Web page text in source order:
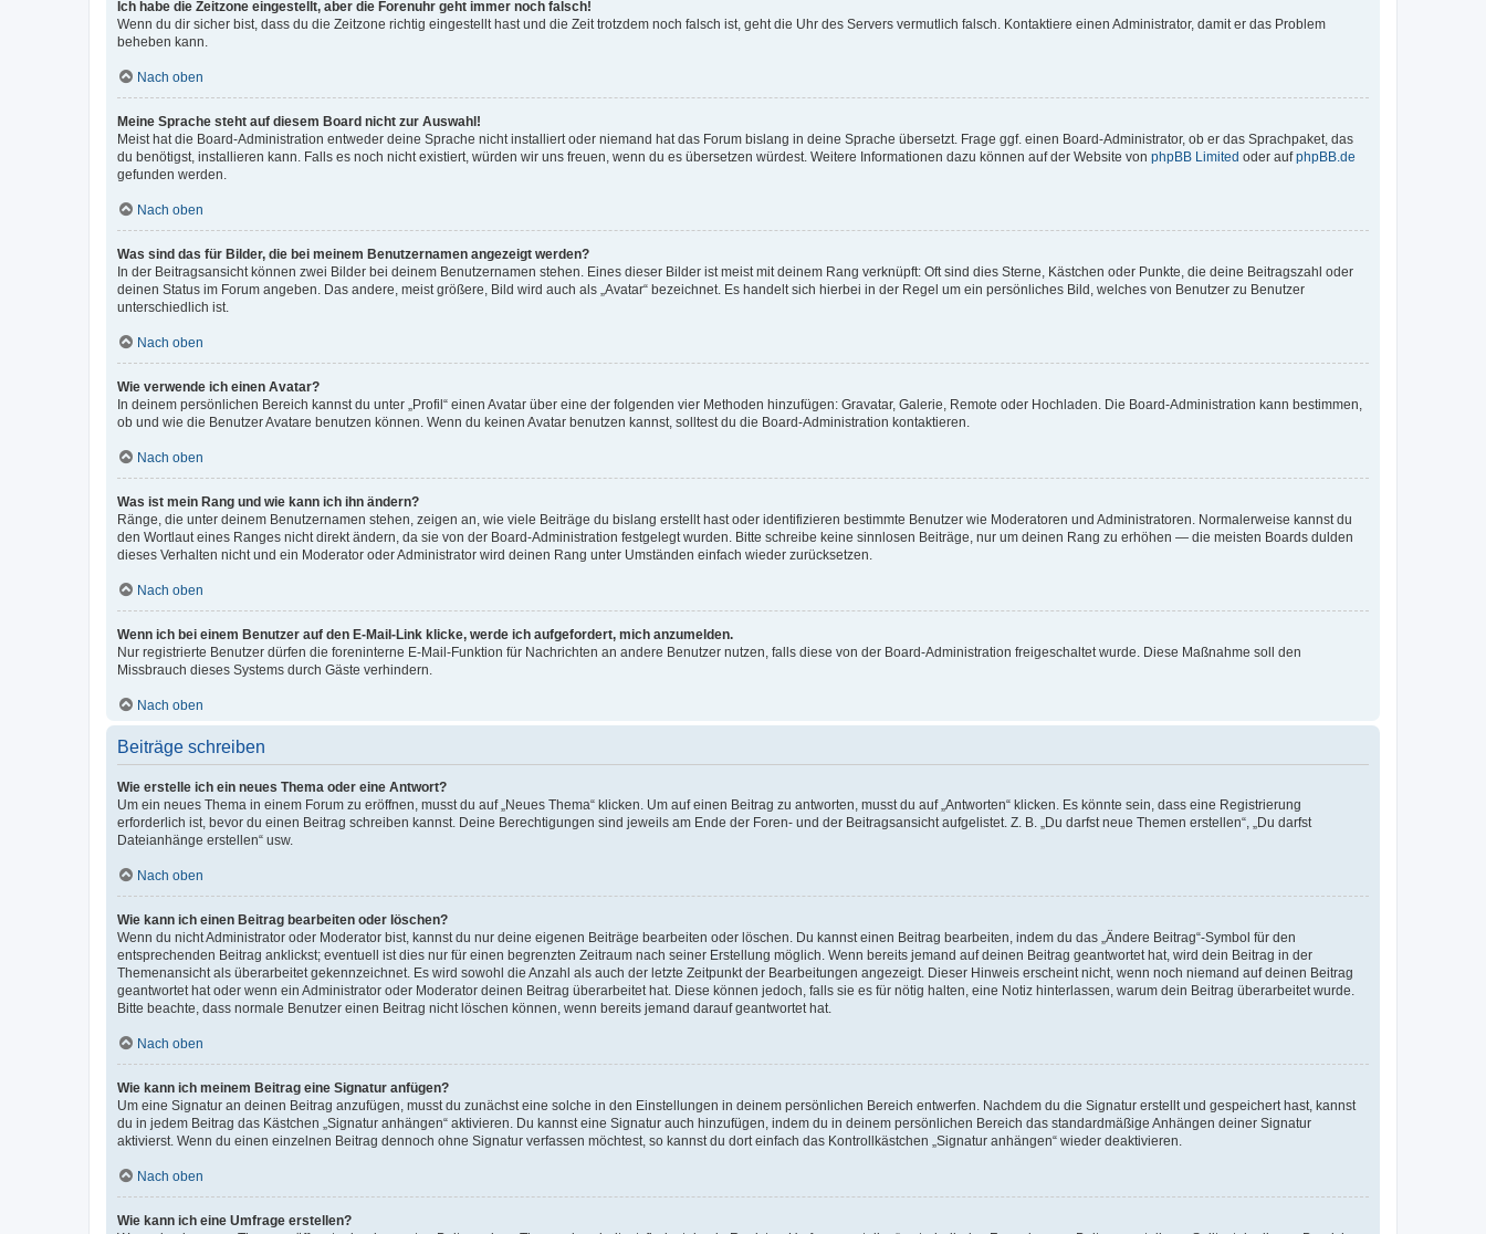
Ich habe die Zeitzone eingestellt, aber die Forenuhr geht immer noch falsch!
Wenn du dir sicher bist, dass du die Zeitzone richtig eingestellt hast und die Zeit trotzdem noch falsch ist, geht die Uhr des Servers vermutlich falsch. Kontaktiere einen Administrator, damit er das Problem
beheben kann.
Nach oben
Meine Sprache steht auf diesem Board nicht zur Auswahl!
Meist hat die Board-Administration entweder deine Sprache nicht installiert oder niemand hat das Forum bislang in deine Sprache übersetzt. Frage ggf. einen Board-Administrator, ob er das Sprachpaket, das
du benötigst, installieren kann. Falls es noch nicht existiert, würden wir uns freuen, wenn du es übersetzen würdest. Weitere Informationen dazu können auf der Website von phpBB Limited oder aufphpBB.de
gefunden werden.
Nach oben
Was sind das für Bilder, die bei meinem Benutzernamen angezeigt werden?
In der Beitragsansicht können zwei Bilder bei deinem Benutzernamen stehen. Eines dieser Bilder ist meist mit deinem Rang verknüpft: Oft sind dies Sterne, Kästchen oder Punkte, die deine Beitragszahl oder
deinen Status im Forum angeben. Das andere, meist größere, Bild wird auch als „Avatar“ bezeichnet. Es handelt sich hierbei in der Regel um ein persönliches Bild, welches von Benutzer zu Benutzer
unterschiedlich ist.
Nach oben
Wie verwende ich einen Avatar?
In deinem persönlichen Bereich kannst du unter „Profil“ einen Avatar über eine der folgenden vier Methoden hinzufügen: Gravatar, Galerie, Remote oder Hochladen. Die Board-Administration kann bestimmen,
ob und wie die Benutzer Avatare benutzen können. Wenn du keinen Avatar benutzen kannst, solltest du die Board-Administration kontaktieren.
Nach oben
Was ist mein Rang und wie kann ich ihn ändern?
Ränge, die unter deinem Benutzernamen stehen, zeigen an, wie viele Beiträge du bislang erstellt hast oder identifizieren bestimmte Benutzer wie Moderatoren und Administratoren. Normalerweise kannst du
den Wortlaut eines Ranges nicht direkt ändern, da sie von der Board-Administration festgelegt wurden. Bitte schreibe keine sinnlosen Beiträge, nur um deinen Rang zu erhöhen — die meisten Boards dulden
dieses Verhalten nicht und ein Moderator oder Administrator wird deinen Rang unter Umständen einfach wieder zurücksetzen.
Nach oben
Wenn ich bei einem Benutzer auf den E-Mail-Link klicke, werde ich aufgefordert, mich anzumelden.
Nur registrierte Benutzer dürfen die foreninterne E-Mail-Funktion für Nachrichten an andere Benutzer nutzen, falls diese von der Board-Administration freigeschaltet wurde. Diese Maßnahme soll den
Missbrauch dieses Systems durch Gäste verhindern.
Nach oben
Beiträge schreiben
Wie erstelle ich ein neues Thema oder eine Antwort?
Um ein neues Thema in einem Forum zu eröffnen, musst du auf „Neues Thema“ klicken. Um auf einen Beitrag zu antworten, musst du auf „Antworten“ klicken. Es könnte sein, dass eine Registrierung
erforderlich ist, bevor du einen Beitrag schreiben kannst. Deine Berechtigungen sind jeweils am Ende der Foren- und der Beitragsansicht aufgelistet. Z. B. „Du darfst neue Themen erstellen“, „Du darfst
Dateianhänge erstellen“ usw.
Nach oben
Wie kann ich einen Beitrag bearbeiten oder löschen?
Wenn du nicht Administrator oder Moderator bist, kannst du nur deine eigenen Beiträge bearbeiten oder löschen. Du kannst einen Beitrag bearbeiten, indem du das „Ändere Beitrag“-Symbol für den
entsprechenden Beitrag anklickst; eventuell ist dies nur für einen begrenzten Zeitraum nach seiner Erstellung möglich. Wenn bereits jemand auf deinen Beitrag geantwortet hat, wird dein Beitrag in der
Themenansicht als überarbeitet gekennzeichnet. Es wird sowohl die Anzahl als auch der letzte Zeitpunkt der Bearbeitungen angezeigt. Dieser Hinweis erscheint nicht, wenn noch niemand auf deinen Beitrag
geantwortet hat oder wenn ein Administrator oder Moderator deinen Beitrag überarbeitet hat. Diese können jedoch, falls sie es für nötig halten, eine Notiz hinterlassen, warum dein Beitrag überarbeitet wurde.
Bitte beachte, dass normale Benutzer einen Beitrag nicht löschen können, wenn bereits jemand darauf geantwortet hat.
Nach oben
Wie kann ich meinem Beitrag eine Signatur anfügen?
Um eine Signatur an deinen Beitrag anzufügen, musst du zunächst eine solche in den Einstellungen in deinem persönlichen Bereich entwerfen. Nachdem du die Signatur erstellt und gespeichert hast, kannst
du in jedem Beitrag das Kästchen „Signatur anhängen“ aktivieren. Du kannst eine Signatur auch hinzufügen, indem du in deinem persönlichen Bereich das standardmäßige Anhängen deiner Signatur
aktivierst. Wenn du einen einzelnen Beitrag dennoch ohne Signatur verfassen möchtest, so kannst du dort einfach das Kontrollkästchen „Signatur anhängen“ wieder deaktivieren.
Nach oben
Wie kann ich eine Umfrage erstellen?